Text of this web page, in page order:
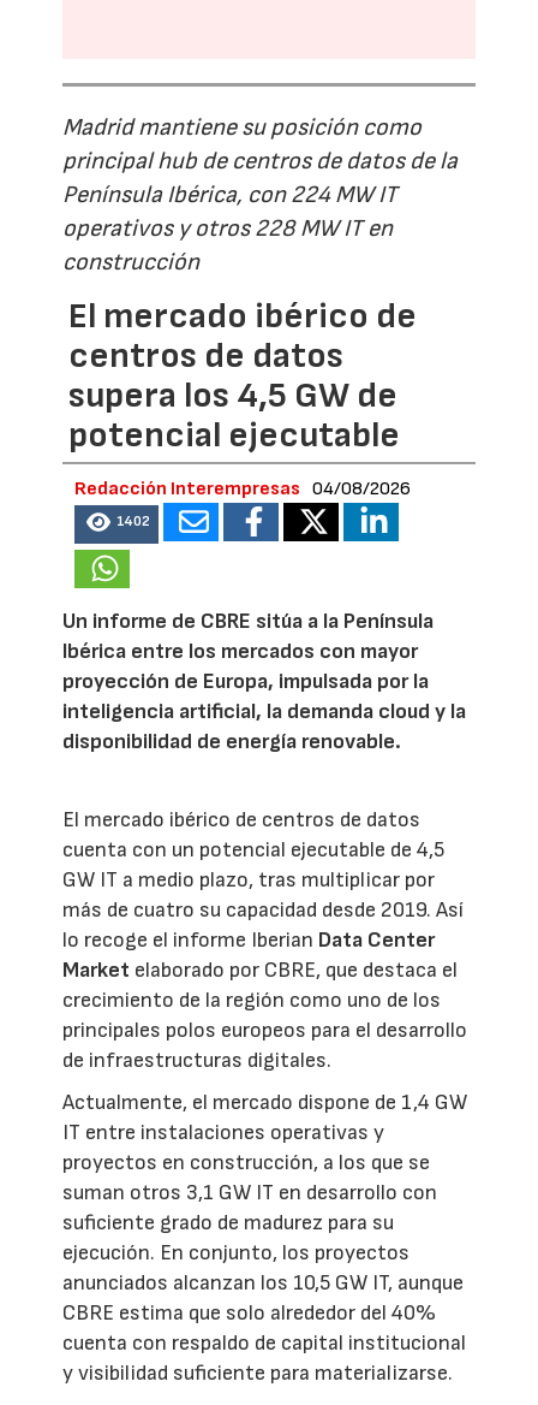
Madrid mantiene su posición como
principal hub de centros de datos de la
Península Ibérica, con 224 MW IT
operativos y otros 228 MW IT en
construcción
El mercado ibérico de
centros de datos
supera los 4,5 GW de
potencial ejecutable
Redacción Interempresas 04/08/2026
1402
Un informe de CBRE sitúa a la Península
Ibérica entre los mercados con mayor
proyección de Europa, impulsada por la
inteligencia artificial, la demanda cloud y la
disponibilidad de energía renovable.
El mercado ibérico de centros de datos
cuenta con un potencial ejecutable de 4,5
GW IT a medio plazo, tras multiplicar por
más de cuatro su capacidad desde 2019. Así
lo recoge el informe Iberian Data Center
Market elaborado por CBRE, que destaca el
crecimiento de la región como uno de los
principales polos europeos para el desarrollo
de infraestructuras digitales.
Actualmente, el mercado dispone de 1,4 GW
IT entre instalaciones operativas y
proyectos en construcción, a los que se
suman otros 3,1 GW IT en desarrollo con
suficiente grado de madurez para su
ejecución. En conjunto, los proyectos
anunciados alcanzan los 10,5 GW IT, aunque
CBRE estima que solo alrededor del 40%
cuenta con respaldo de capital institucional
y visibilidad suficiente para materializarse.